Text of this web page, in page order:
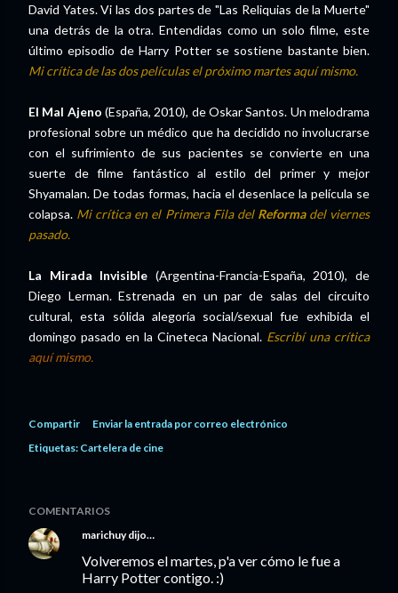
David Yates. Vi las dos partes de "Las Reliquias de la Muerte"
una detrás de la otra. Entendidas como un solo filme, este
último episodio de Harry Potter se sostiene bastante bien.
Mi crítica de las dos películas el próximo martes aquí mismo.
El Mal Ajeno (España, 2010), de Oskar Santos. Un melodrama
profesional sobre un médico que ha decidido no involucrarse
con el sufrimiento de sus pacientes se convierte en una
suerte de filme fantástico al estilo del primer y mejor
Shyamalan. De todas formas, hacia el desenlace la película se
colapsa. Mi crítica en el Primera Fila del Reformadel viernes
pasado.
La Mirada Invisible (Argentina-Francia-España, 2010), de
Diego Lerman. Estrenada en un par de salas del circuito
cultural, esta sólida alegoría social/sexual fue exhibida el
domingo pasado en la Cineteca Nacional. Escribí una crítica
aquí mismo.
Compartir
Enviar la entrada por correo electrónico
Etiquetas: Cartelera de cine
COMENTARIOS
marichuydijo…
Volveremos el martes, p'a ver cómo le fue a
Harry Potter contigo. :)